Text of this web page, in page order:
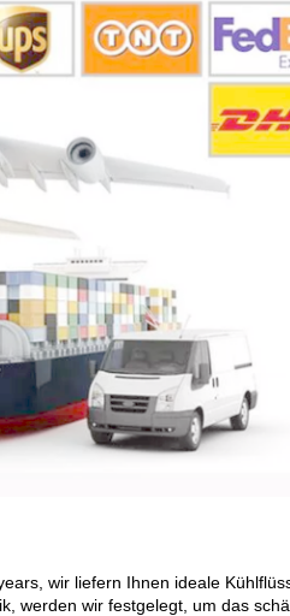
wir liefern Ihnen ideale
werden wir festgelegt, um das